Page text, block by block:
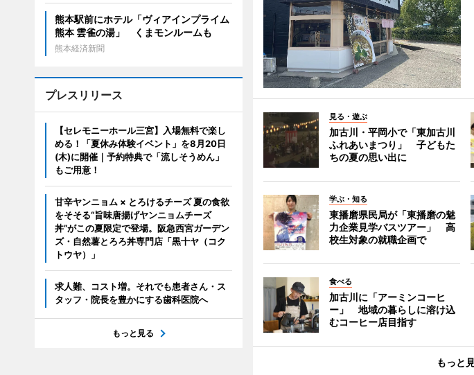
見る・遊ぶ
加古川・平岡小で「東加古川
ふれあいまつり」 子どもた
ちの夏の思い出に
学ぶ・知る
東播磨県民局が「東播磨の魅
力企業見学バスツアー」 高
校生対象の就職企画で
食べる
加古川に「アーミンコーヒ
ー」 地域の暮らしに溶け込
むコーヒー店目指す
もっと
熊本駅前にホテル「ヴィアインプライム
熊本 雲雀の湯」 くまモンルームも
熊本経済新聞
プレスリリース
【セレモニーホール三宮】入場無料で楽し
める！「夏休み体験イベント」を8月20日
(木)に開催｜予約特典で「流しそうめん」
もご用意！
甘辛ヤンニョム × とろけるチーズ 夏の食欲
をそそる“旨味唐揚げヤンニョムチーズ
丼”がこの夏限定で登場。阪急西宮ガーデン
ズ・自然薯とろろ丼専門店「黒十ヤ（コク
トウヤ）」
求人難、コスト増。それでも患者さん・ス
タッフ・院長を豊かにする歯科医院へ
もっと見る